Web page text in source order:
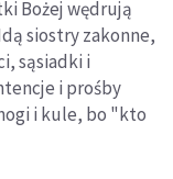
Bożej wędrują
siostry zakonne,
sąsiadki i
i prośby
i kule, bo "kto